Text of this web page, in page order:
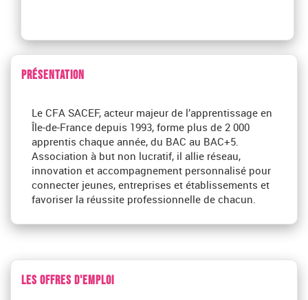
PRÉSENTATION
Le CFA SACEF, acteur majeur de l’apprentissage en
Île-de-France depuis 1993, forme plus de 2 000
apprentis chaque année, du BAC au BAC+5.
Association à but non lucratif, il allie réseau,
innovation et accompagnement personnalisé pour
connecter jeunes, entreprises et établissements et
favoriser la réussite professionnelle de chacun.
LES OFFRES D'EMPLOI